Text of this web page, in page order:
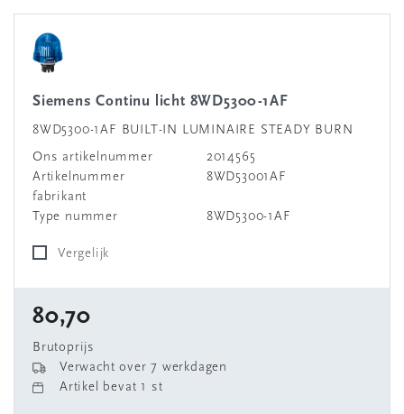
Siemens Continu licht 8WD5300-1AF
8WD5300-1AF BUILT-IN LUMINAIRE STEADY BURN
Ons artikelnummer
2014565
Artikelnummer
fabrikant
8WD53001AF
Type nummer 8WD5300-1AF
Vergelijk
80,70
Brutoprijs
Verwacht over 7 werkdagen
Artikel bevat 1 st